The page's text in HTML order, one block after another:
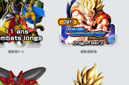
⭐⭐⭐⭐⭐ ⭐⭐⭐⭐⭐